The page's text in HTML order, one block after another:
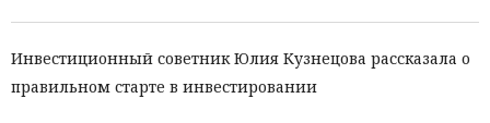
Инвестиционный советник Юлия Кузнецова рассказала о
правильном старте в инвестировании